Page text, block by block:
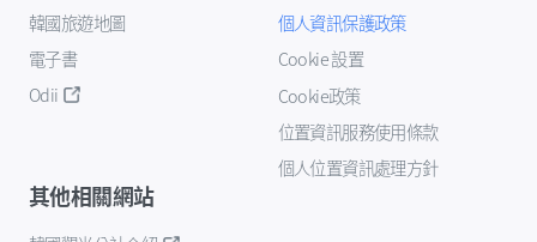
韓國旅遊地圖
電子書
Odii
個人資訊保護政策
Cookie 設置
Cookie政策
位置資訊服務使用條款
個人位置資訊處理方針
其他相關網站